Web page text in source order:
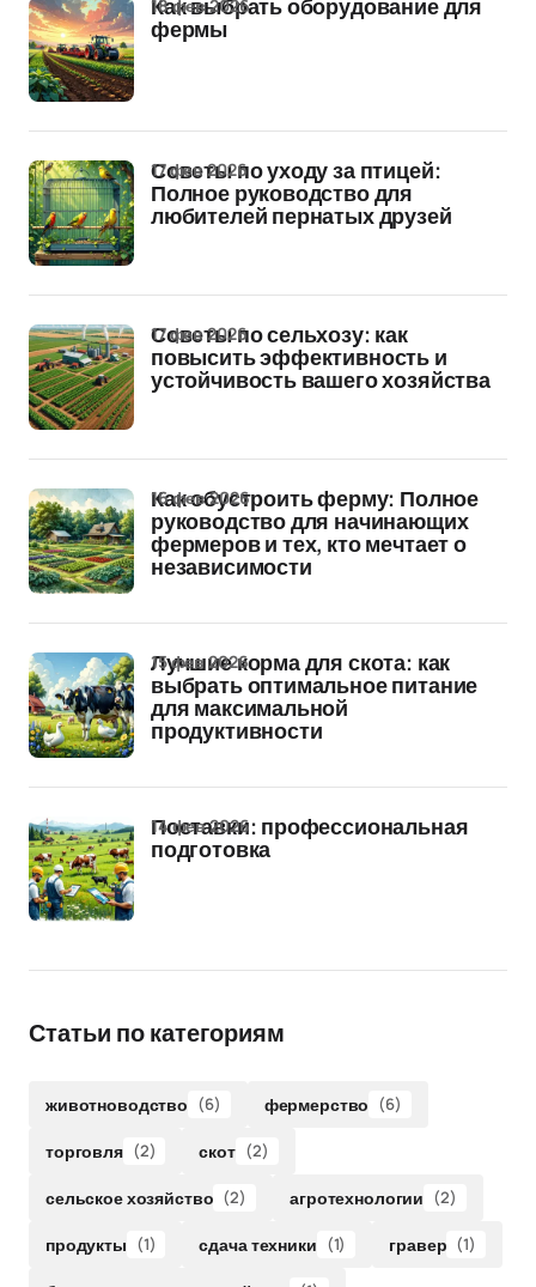
Как выбрать оборудование для
фермы
18 фев 2026
Советы по уходу за птицей:
Полное руководство для
любителей пернатых друзей
17 фев 2026
Советы по сельхозу: как
повысить эффективность и
устойчивость вашего хозяйства
17 фев 2026
Как обустроить ферму: Полное
руководство для начинающих
фермеров и тех, кто мечтает о
независимости
16 фев 2026
Лучшие корма для скота: как
выбрать оптимальное питание
для максимальной
продуктивности
15 фев 2026
Поставки: профессиональная
подготовка
14 фев 2026
Статьи по категориям
животноводство (6) фермерство (6)
торговля (2) скот (2)
сельское хозяйство (2) агротехнологии (2)
продукты (1) сдача техники (1) гравер (1)